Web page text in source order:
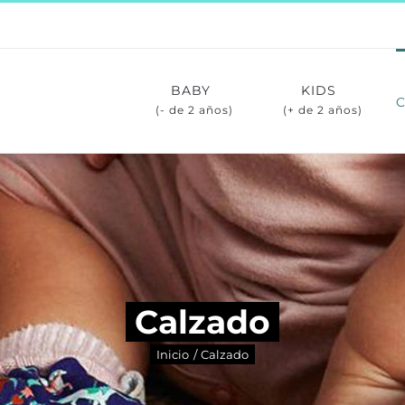
BABY
(- de 2 años)
KIDS
(+ de 2 años)
Calzado
Inicio Calzado